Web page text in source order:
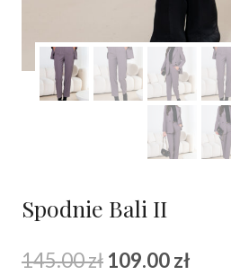
Spodnie Bali II
145.00zł Pierwotna
109.00zł